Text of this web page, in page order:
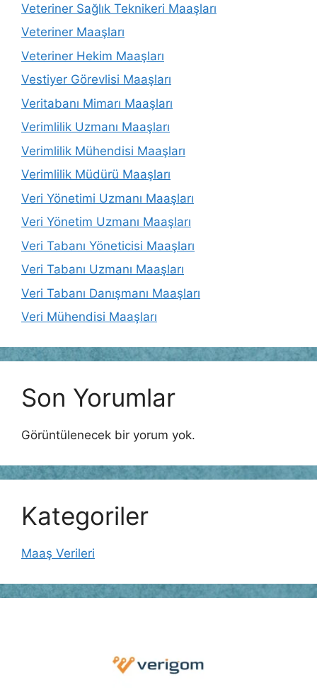
Veteriner Sağlık Teknikeri Maaşları
Veteriner Maaşları
Veteriner Hekim Maaşları
Vestiyer Görevlisi Maaşları
Veritabanı Mimarı Maaşları
Verimlilik Uzmanı Maaşları
Verimlilik Mühendisi Maaşları
Verimlilik Müdürü Maaşları
Veri Yönetimi Uzmanı Maaşları
Veri Yönetim Uzmanı Maaşları
Veri Tabanı Yöneticisi Maaşları
Veri Tabanı Uzmanı Maaşları
Veri Tabanı Danışmanı Maaşları
Veri Mühendisi Maaşları
Son Yorumlar
Görüntülenecek bir yorum yok.
Kategoriler
Maaş Verileri